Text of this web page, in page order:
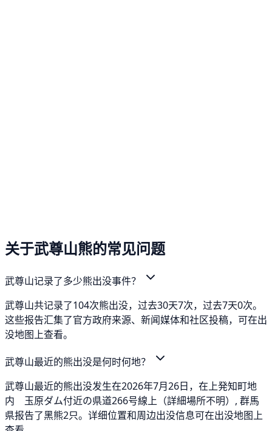
关于武尊山熊的常见问题
武尊山记录了多少熊出没事件？
武尊山共记录了104次熊出没，过去30天7次，过去7天0次。
这些报告汇集了官方政府来源、新闻媒体和社区投稿，可在出
没地图上查看。
武尊山最近的熊出没是何时何地？
武尊山最近的熊出没发生在2026年7月26日，在上発知町地
内 玉原ダム付近の県道266号線上（詳細場所不明）, 群馬
県报告了黑熊2只。详细位置和周边出没信息可在出没地图上